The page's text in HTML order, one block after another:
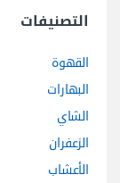
التصنيفات
القهوة
البهارات
الشاي
الزعفران
الأعشاب